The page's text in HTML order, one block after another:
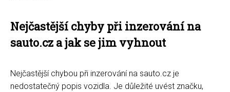
Nejčastější chyby při inzerování na
sauto.cz a jak se jim vyhnout
Nejčastější chybou při inzerování na sauto.cz je
nedostatečný popis vozidla. Je důležité uvést značku,